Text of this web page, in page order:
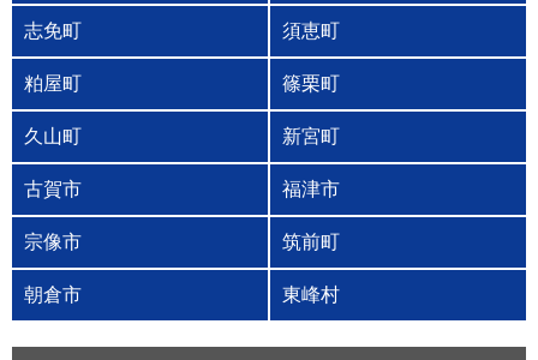
志免町 須恵町
粕屋町 篠栗町
久山町 新宮町
古賀市 福津市
宗像市 筑前町
朝倉市 東峰村